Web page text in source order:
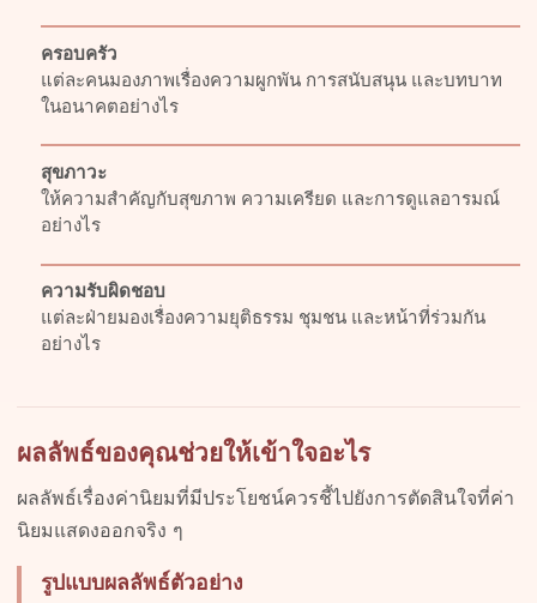
ครอบครัว
แต่ละคนมองภาพเรื่องความผูกพัน การสนับสนุน และบทบาท
ในอนาคตอย่างไร
สุขภาวะ
ให้ความสำคัญกับสุขภาพ ความเครียด และการดูแลอารมณ์
อย่างไร
ความรับผิดชอบ
แต่ละฝ่ายมองเรื่องความยุติธรรม ชุมชน และหน้าที่ร่วมกัน
อย่างไร
ผลลัพธ์ของคุณช่วยให้เข้าใจอะไร
ผลลัพธ์เรื่องค่านิยมที่มีประโยชน์ควรชี้ไปยังการตัดสินใจที่ค่า
นิยมแสดงออกจริง ๆ
รูปแบบผลลัพธ์ตัวอย่าง